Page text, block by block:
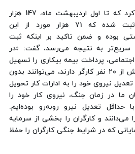
وزیر کار، هفته قبل اعلام کرد که تا اول اردیبهشت ماه، 147 هزار
درخواست بیمه بیکاری ثبت شده که 71 هزار مورد از این
بوده و ضمن تاکید بر اینکه ثبت
سریع‌تر به نتیجه می‌رسد، گفت: «در
پرداخت بیمه بیکاری را تسهیل
کرده‌ایم. کارگاه‌هایی که بیش از ۲۰ نفر کارگر دارند، می‌توانند بدون
نیروی خود را به ادارات کار تحویل
ما در زمان جنگ، نیروی کار خود را
حداقل تعدیل نیرو روبه‌رو بوده‌ایم.
می‌دانند و کارگران را بخشی از سرمایه
که در شرایط جنگی کارگران را حفظ